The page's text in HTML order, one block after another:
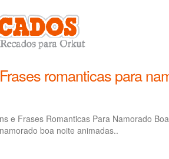
romanticas para
e Frases Romanticas Para Namorado
boa noite animadas..